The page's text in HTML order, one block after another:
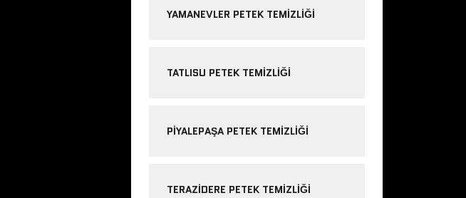
YAMANEVLER PETEK TEMIZLIĞI
TATLISU PETEK TEMIZLIĞI
PIYALEPAŞA PETEK TEMIZLIĞI
TERAZIDERE PETEK TEMIZLIĞI